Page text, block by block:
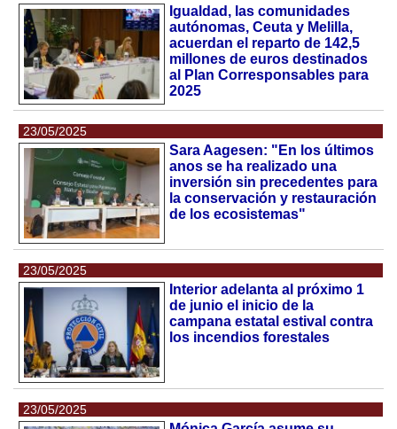
Igualdad, las comunidades
autónomas, Ceuta y Melilla,
acuerdan el reparto de 142,5
millones de euros destinados
al Plan Corresponsables para
2025
23/05/2025
Sara Aagesen: "En los últimos
anos se ha realizado una
inversión sin precedentes para
la conservación y restauración
de los ecosistemas"
23/05/2025
Interior adelanta al próximo 1
de junio el inicio de la
campana estatal estival contra
los incendios forestales
23/05/2025